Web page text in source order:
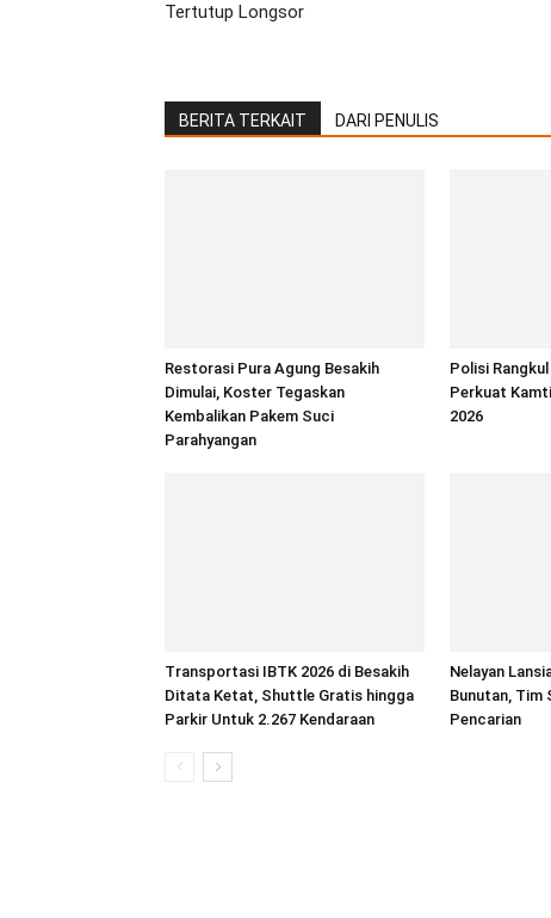
Tertutup Longsor
BERITA TERKAIT DARI PENULIS
Restorasi Pura Agung Besakih
Dimulai, Koster Tegaskan
Kembalikan Pakem Suci
Parahyangan
Polisi
Perkuat
2026
Transportasi IBTK 2026 di Besakih
Ditata Ketat, Shuttle Gratis hingga
Parkir Untuk 2.267 Kendaraan
Nelayan
Bunutan, Tim
Pencarian